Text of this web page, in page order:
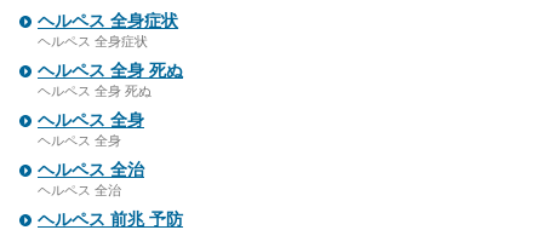
ヘルペス 全身症状
ヘルペス 全身症状
ヘルペス 全身 死ぬ
ヘルペス 全身 死ぬ
ヘルペス 全身
ヘルペス 全身
ヘルペス 全治
ヘルペス 全治
ヘルペス 前兆 予防